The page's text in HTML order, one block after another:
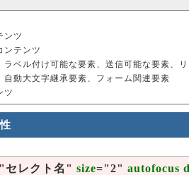
ンツ
ンテンツ
ラベル付け可能な要素、送信可能な要素、リ
自動大文字継承要素、フォーム関連要素
ツ
セレクト名" size="2" autofocus